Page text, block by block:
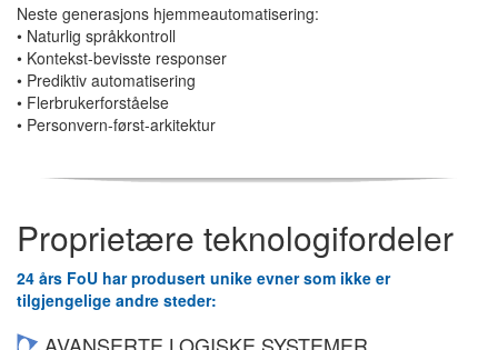
Neste generasjons hjemmeautomatisering:
• Naturlig språkkontroll
• Kontekst-bevisste responser
• Prediktiv automatisering
• Flerbrukerforståelse
• Personvern-først-arkitektur
Proprietære teknologifordeler
24 års FoU har produsert unike evner som ikke er
tilgjengelige andre steder:
AVANSERTE LOGISKE SYSTEMER